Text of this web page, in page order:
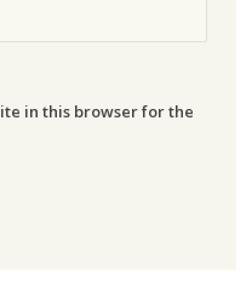
in this browser for the